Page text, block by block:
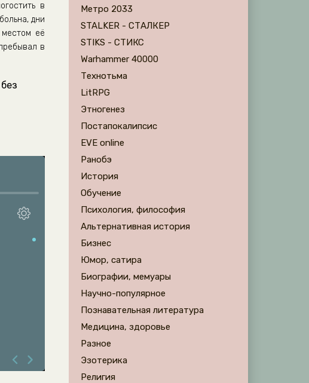
в
дни
её
в
Метро 2033
STALKER - СТАЛКЕР
STIKS - СТИКС
Warhammer 40000
Технотьма
LitRPG
Этногенез
Постапокалипсис
EVE online
Ранобэ
История
Обучение
Психология, философия
Альтернативная история
Бизнес
Юмор, сатира
Биографии, мемуары
Научно-популярное
Познавательная литература
Медицина, здоровье
Разное
Эзотерика
Религия